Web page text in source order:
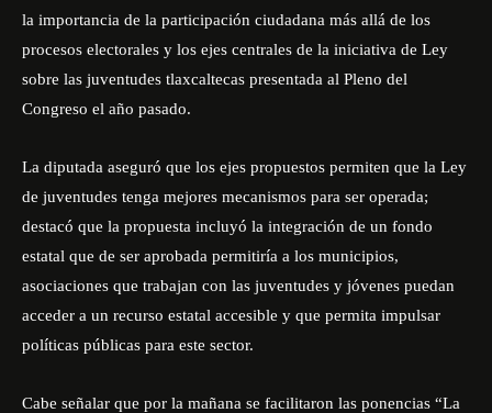
la importancia de la participación ciudadana más allá de los
procesos electorales y los ejes centrales de la iniciativa de Ley
sobre las juventudes tlaxcaltecas presentada al Pleno del
Congreso el año pasado.
La diputada aseguró que los ejes propuestos permiten que la Ley
de juventudes tenga mejores mecanismos para ser operada;
destacó que la propuesta incluyó la integración de un fondo
estatal que de ser aprobada permitiría a los municipios,
asociaciones que trabajan con las juventudes y jóvenes puedan
acceder a un recurso estatal accesible y que permita impulsar
políticas públicas para este sector.
Cabe señalar que por la mañana se facilitaron las ponencias “La